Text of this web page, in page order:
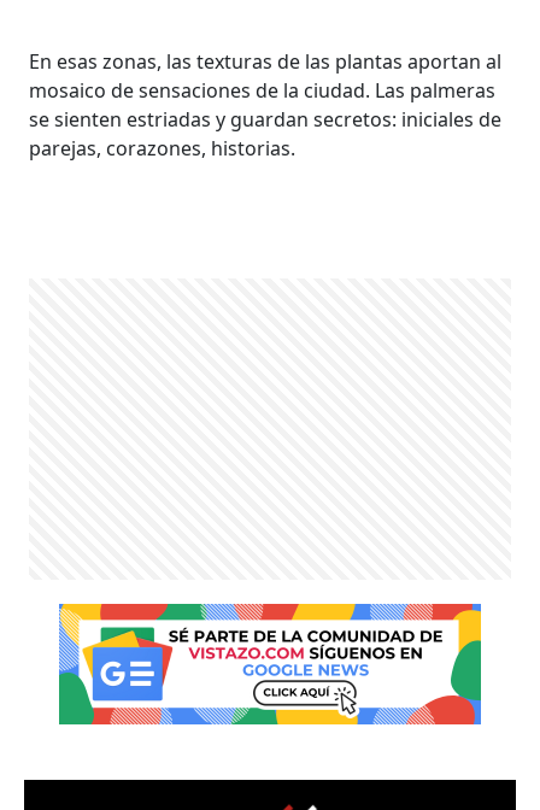
En esas zonas, las texturas de las plantas aportan al
mosaico de sensaciones de la ciudad. Las palmeras
se sienten estriadas y guardan secretos: iniciales de
parejas, corazones, historias.